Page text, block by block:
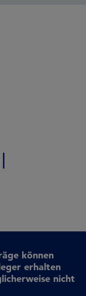
können
erhalten
nicht